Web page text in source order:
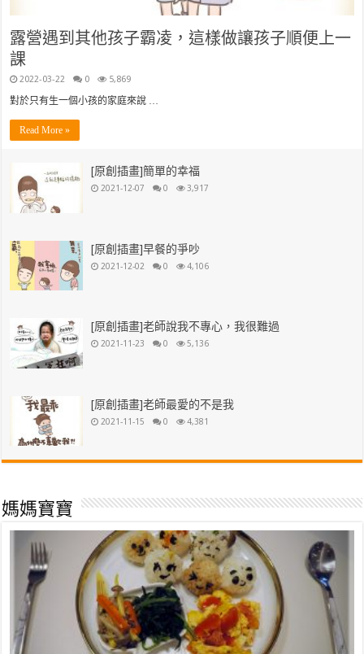
露營遇到其他孩子霸凌，這樣做讓孩子順便上一
課
2022-03-22 0 5,869
對於只有生一個小孩的家庭來說 …
Read More »
[原創插畫]簡單的幸福
2021-12-07 0 3,917
[原創插畫]早餐的爭吵
2021-12-02 0 4,106
[原創插畫]老師說我不專心，我很難過
2021-11-23 0 5,136
[原創插畫]老師最愛的不是我
2021-11-15 0 4,381
媽媽寶寶